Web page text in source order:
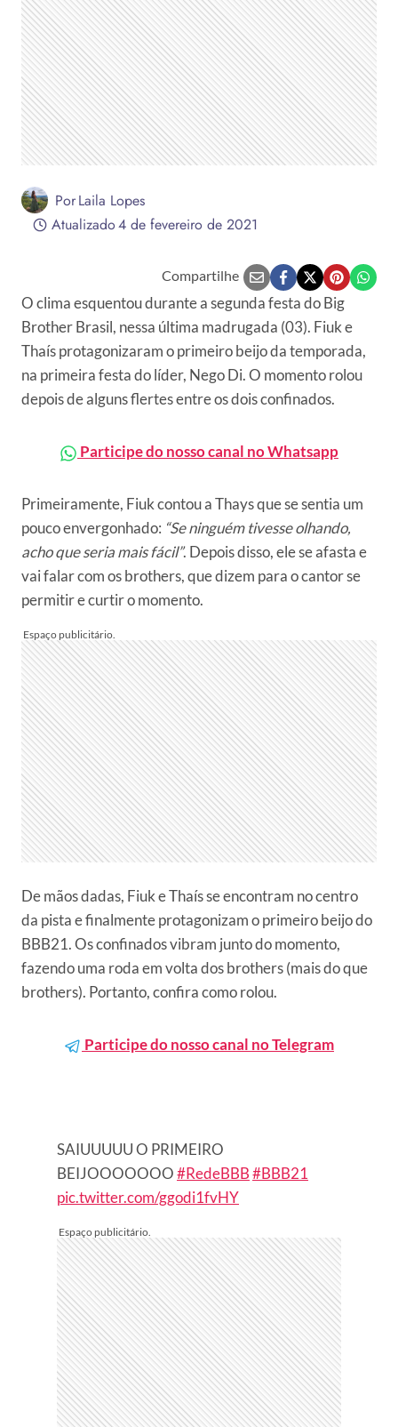
PorLaila Lopes
Atualizado4 de fevereiro de 2021
Compartilhe
O clima esquentou durante a segunda festa do Big
Brother Brasil, nessa última madrugada (03). Fiuk e
Thaís protagonizaram o primeiro beijo da temporada,
na primeira festa do líder, Nego Di. O momento rolou
depois de alguns flertes entre os dois confinados.
Participe do nosso canal no Whatsapp
Primeiramente, Fiuk contou a Thays que se sentia um
pouco envergonhado: “Se ninguém tivesse olhando,
acho que seria mais fácil”. Depois disso, ele se afasta e
vai falar com os brothers, que dizem para o cantor se
permitir e curtir o momento.
De mãos dadas, Fiuk e Thaís se encontram no centro
da pista e finalmente protagonizam o primeiro beijo do
BBB21. Os confinados vibram junto do momento,
fazendo uma roda em volta dos brothers (mais do que
brothers). Portanto, confira como rolou.
Participe do nosso canal no Telegram
SAIUUUUU O PRIMEIRO
BEIJOOOOOOO#RedeBBB#BBB21
pic.twitter.com/ggodi1fvHY